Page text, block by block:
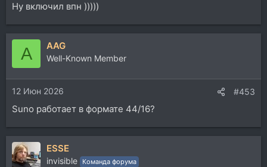
Ну включил впн )))))
A AAG
Well-Known Member
12 Июн 2026 #453
Suno работает в формате 44/16?
ESSE
invisible Команда форума